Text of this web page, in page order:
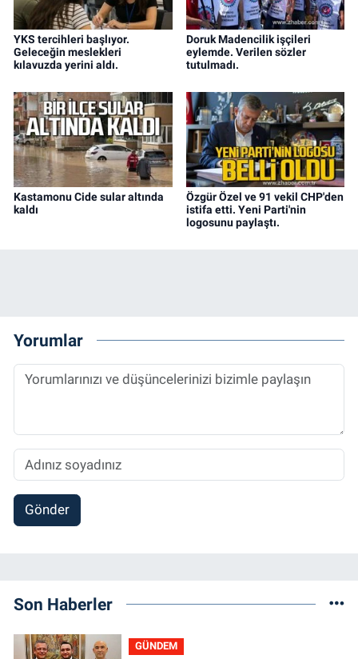
YKS tercihleri başlıyor.
Geleceğin meslekleri
kılavuzda yerini aldı.
Doruk Madencilik işçileri
eylemde. Verilen sözler
tutulmadı.
Kastamonu Cide sular altında
kaldı
Özgür Özel ve 91 vekil CHP'den
istifa etti. Yeni Parti'nin
logosunu paylaştı.
Yorumlar
Gönder
Son Haberler
GÜNDEM